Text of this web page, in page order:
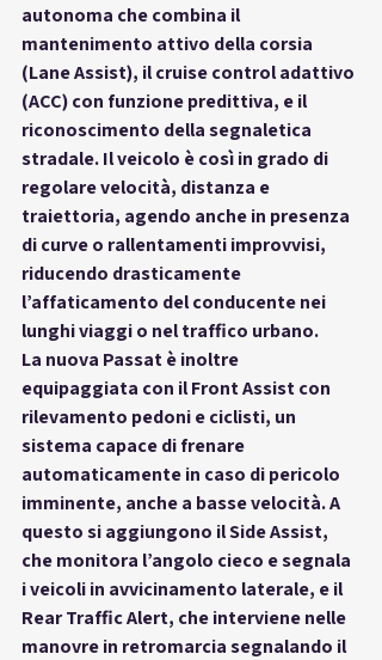
autonoma che combina il
mantenimento attivo della corsia
(Lane Assist), il cruise control adattivo
(ACC) con funzione predittiva, e il
riconoscimento della segnaletica
stradale. Il veicolo è così in grado di
regolare velocità, distanza e
traiettoria, agendo anche in presenza
di curve o rallentamenti improvvisi,
riducendo drasticamente
l’affaticamento del conducente nei
lunghi viaggi o nel traffico urbano.
La nuova Passat è inoltre
equipaggiata con il Front Assist con
rilevamento pedoni e ciclisti, un
sistema capace di frenare
automaticamente in caso di pericolo
imminente, anche a basse velocità. A
questo si aggiungono il Side Assist,
che monitora l’angolo cieco e segnala
i veicoli in avvicinamento laterale, e il
Rear Traffic Alert, che interviene nelle
manovre in retromarcia segnalando il